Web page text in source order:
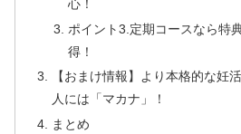
心！
ポイント3.定期コースなら特
得！
【おまけ情報】より本格的な妊
人には「マカナ」！
まとめ